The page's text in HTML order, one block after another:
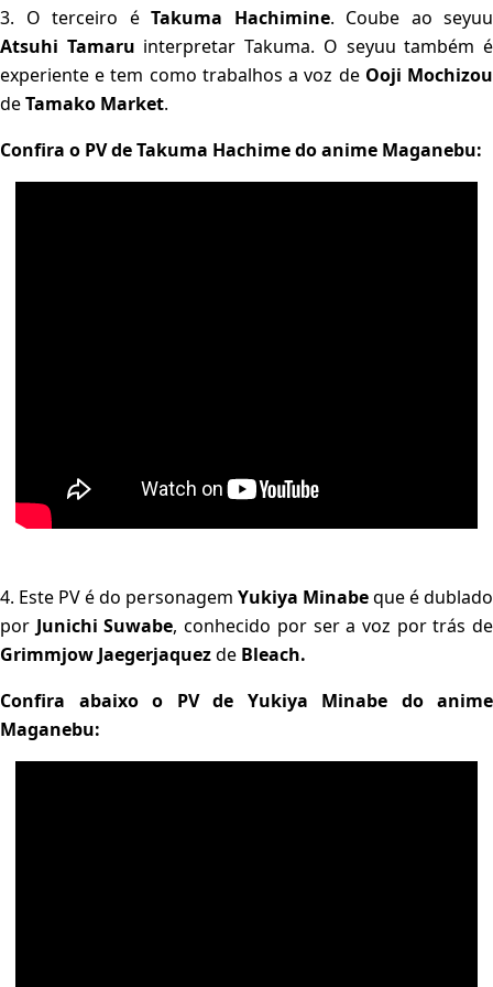
3. O terceiro é Takuma Hachimine. Coube ao seyuu
Atsuhi Tamaru interpretar Takuma. O seyuu também é
experiente e tem como trabalhos a voz de Ooji Mochizou
deTamako Market.
Confira o PV de Takuma Hachime do anime Maganebu:
4. Este PV é do personagem Yukiya Minabeque é dublado
por Junichi Suwabe, conhecido por ser a voz por trás de
Grimmjow Jaegerjaquezde Bleach.
Confira abaixo o PV de Yukiya Minabe do anime
Maganebu: